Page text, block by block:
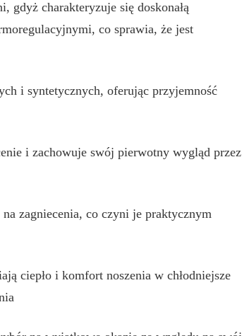
gdyż charakteryzuje się doskonałą
co sprawia, że jest
i syntetycznych, oferując przyjemność
i zachowuje swój pierwotny wygląd przez
zagniecenia, co czyni je praktycznym
ciepło i komfort noszenia w chłodniejsze